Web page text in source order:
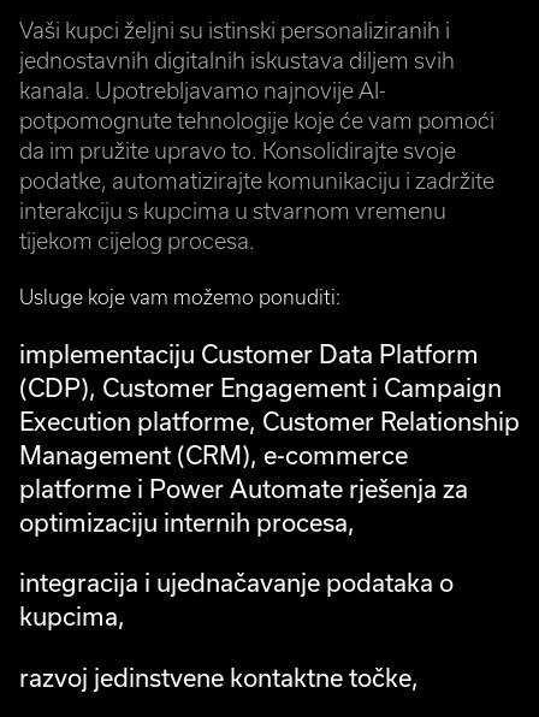
Vaši kupci željni su istinski personaliziranih i
jednostavnih digitalnih iskustava diljem svih
kanala. Upotrebljavamo najnovije AI-
potpomognute tehnologije koje će vam pomoći
da im pružite upravo to. Konsolidirajte svoje
podatke, automatizirajte komunikaciju i zadržite
interakciju s kupcima u stvarnom vremenu
tijekom cijelog procesa.
Usluge koje vam možemo ponuditi:
implementaciju Customer Data Platform
(CDP), Customer Engagement i Campaign
Execution platforme, Customer Relationship
Management (CRM), e-commerce
platforme i Power Automate rješenja za
optimizaciju internih procesa,
integracija i ujednačavanje podataka o
kupcima,
razvoj jedinstvene kontaktne točke,